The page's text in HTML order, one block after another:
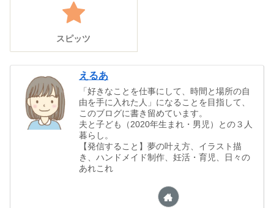
スピッツ
えるあ
「好きなことを仕事にして、時間と場所の自
由を手に入れた人」になることを目指して、
このブログに書き留めています。
夫と子ども（2020年生まれ・男児）との３人
暮らし。
【発信すること】夢の叶え方、イラスト描
き、ハンドメイド制作、妊活・育児、日々の
あれこれ